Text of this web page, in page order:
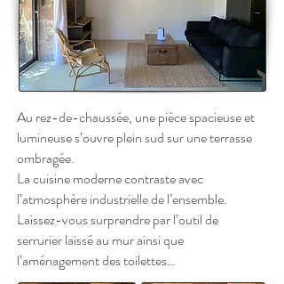
Au rez-de-chaussée, une pièce spacieuse et
lumineuse s’ouvre plein sud sur une terrasse
ombragée.
La cuisine moderne contraste avec
l’atmosphère industrielle de l’ensemble.
Laissez-vous surprendre par l’outil de
serrurier laissé au mur ainsi que
l’aménagement des toilettes…